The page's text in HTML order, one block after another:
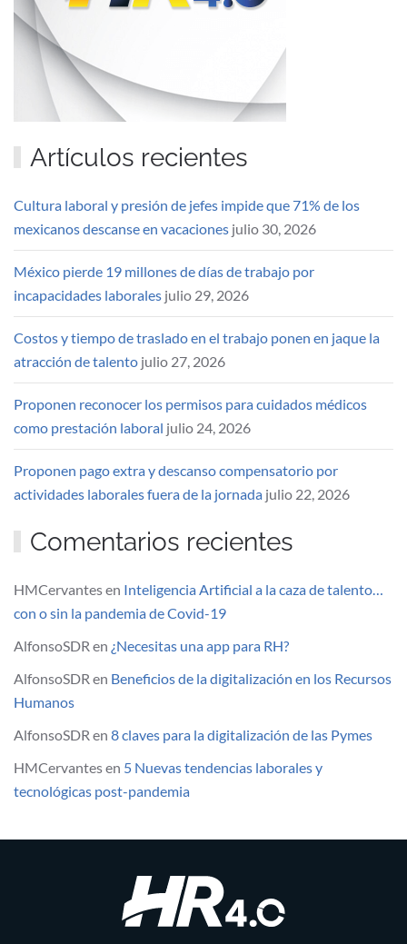
Artículos recientes
Cultura laboral y presión de jefes impide que 71% de los
mexicanos descanse en vacaciones julio 30, 2026
México pierde 19 millones de días de trabajo por
incapacidades laborales julio 29, 2026
Costos y tiempo de traslado en el trabajo ponen en jaque la
atracción de talento julio 27, 2026
Proponen reconocer los permisos para cuidados médicos
como prestación laboral julio 24, 2026
Proponen pago extra y descanso compensatorio por
actividades laborales fuera de la jornada julio 22, 2026
Comentarios recientes
HMCervantesen Inteligencia Artificial a la caza de talento…
con o sin la pandemia de Covid-19
AlfonsoSDR en ¿Necesitas una app para RH?
AlfonsoSDR en Beneficios de la digitalización en los Recursos
Humanos
AlfonsoSDR en 8 claves para la digitalización de las Pymes
HMCervantesen 5 Nuevas tendencias laborales y
tecnológicas post-pandemia